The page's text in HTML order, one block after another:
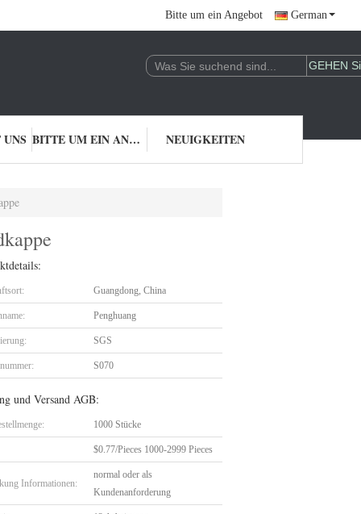
Bitte um ein Angebot German
BITTE UM EIN ANGEBOT NEUIGKEITEN
Guangdong, China
Penghuang
SGS
S070
und Versand AGB:
1000 Stücke
$0.77/Pieces 1000-2999 Pieces
Informationen:
normal oder als
Kundenanforderung